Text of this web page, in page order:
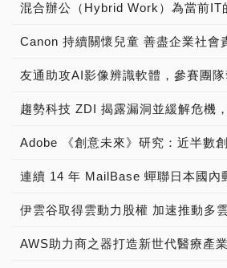
伊雲谷取得雲動力股權 加速推動多